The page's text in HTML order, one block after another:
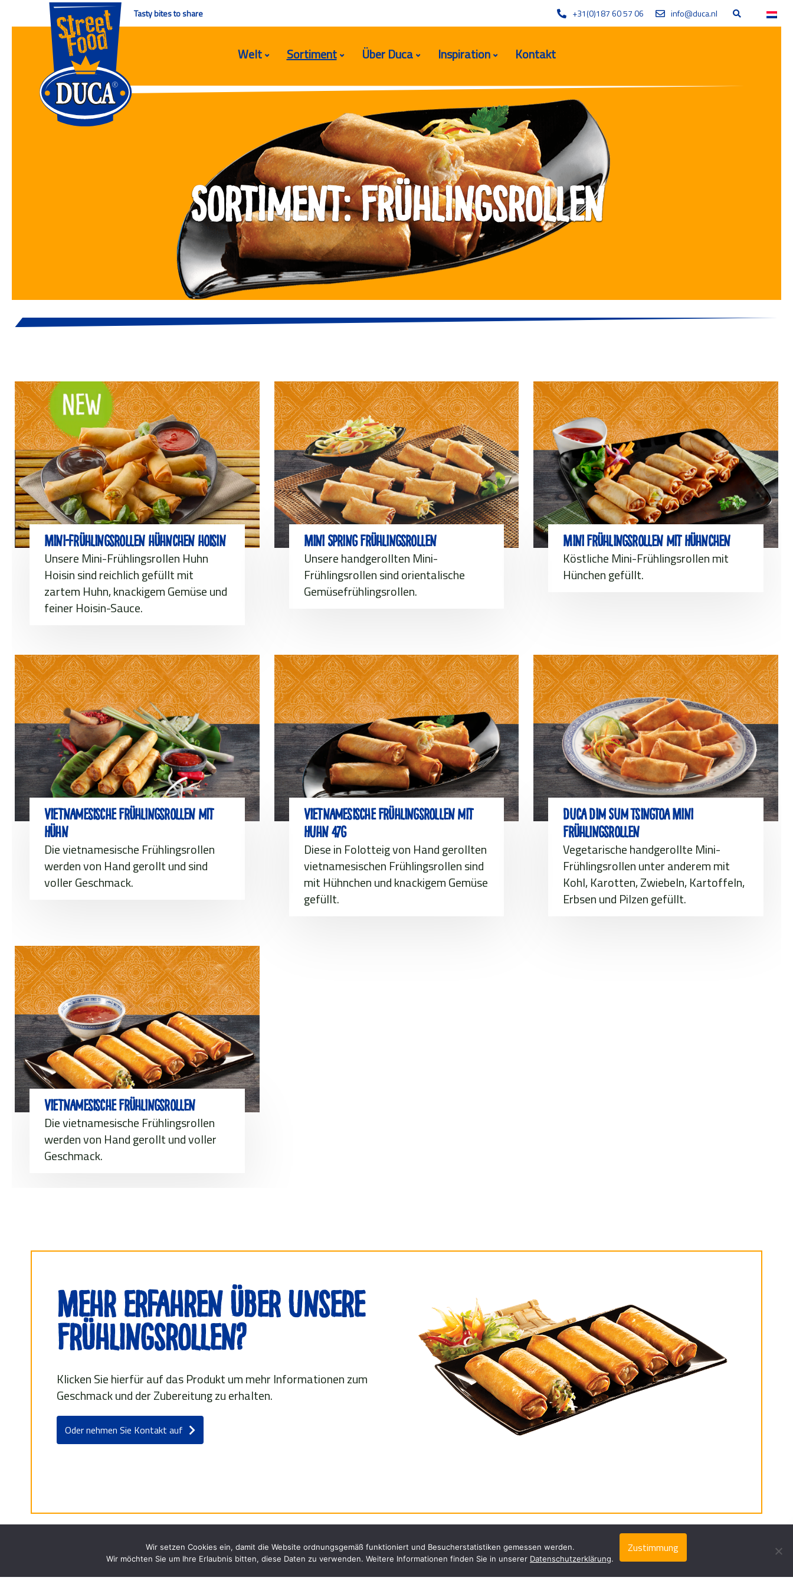
Tasty bites to share +31(0)187 60 57 06 info@duca.nl
Welt Sortiment Über Duca Inspiration Kontakt
Sortiment: Frühlingsrollen
Mini-frühlingsrollen hühnchen hoisin
Unsere Mini-Frühlingsrollen Huhn
Hoisin sind reichlich gefüllt mit
zartem Huhn, knackigem Gemüse und
feiner Hoisin-Sauce.
Mini Spring Frühlingsrollen
Unsere handgerollten Mini-
Frühlingsrollen sind orientalische
Gemüsefrühlingsrollen.
Mini Frühlingsrollen mit Hühnchen
Köstliche Mini-Frühlingsrollen mit
Hünchen gefüllt.
Vietnamesische Frühlingsrollen mit
Hühn
Die vietnamesische Frühlingsrollen
werden von Hand gerollt und sind
voller Geschmack.
Vietnamesische Frühlingsrollen mit
Huhn 47g
Diese in Folotteig von Hand gerollten
vietnamesischen Frühlingsrollen sind
mit Hühnchen und knackigem Gemüse
gefüllt.
Duca Dim Sum Tsingtoa Mini
Frühlingsrollen
Vegetarische handgerollte Mini-
Frühlingsrollen unter anderem mit
Kohl, Karotten, Zwiebeln, Kartoffeln,
Erbsen und Pilzen gefüllt.
Vietnamesische Frühlingsrollen
Die vietnamesische Frühlingsrollen
werden von Hand gerollt und voller
Geschmack.
Mehr erfahren über unsere
Frühlingsrollen?
Klicken Sie hierfür auf das Produkt um mehr Informationen zum
Geschmack und der Zubereitung zu erhalten.
Oder nehmen Sie Kontakt auf
Wir setzen Cookies ein, damit die Website ordnungsgemäß funktioniert und Besucherstatistiken gemessen werden.
Wir möchten Sie um Ihre Erlaubnis bitten, diese Daten zu verwenden. Weitere Informationen finden Sie in unserer Datenschutzerklärung.
Zustimmung